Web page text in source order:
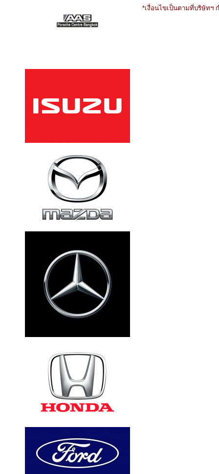
*เงื่อนไขเป็นตามที่บริษัทฯ